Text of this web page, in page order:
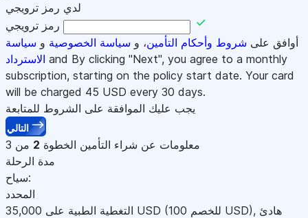
لدي رمز ترويجي
رمز ترويجي
أوافق على شروط وأحكام التأمين، و سياسة الخصوصية و سياسة
الاسترداد and By clicking "Next", you agree to a monthly
subscription, starting on the policy start date. Your card
will be charged 45 USD every 30 days.
يجب عليك الموافقة على الشروط للمتابعة
التالي
معلومات عن شراء التأمين الخطوة 2 من 3
مدة الرحلة
سياح:
المحدد
التغطية الطبية على 35,000 USD USD), هادئ